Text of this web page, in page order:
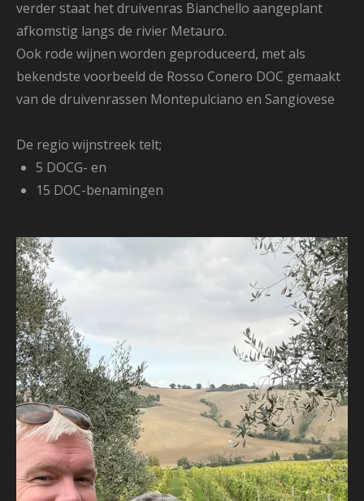
verder staat het druivenras Bianchello aangeplant
afkomstig langs de rivier Metauro.
Ook rode wijnen worden geproduceerd, met als
bekendste voorbeeld de Rosso Conero DOC gemaakt
van de druivenrassen Montepulciano en Sangiovese
De regio wijnstreek telt;
5 DOCG- en
15 DOC-benamingen